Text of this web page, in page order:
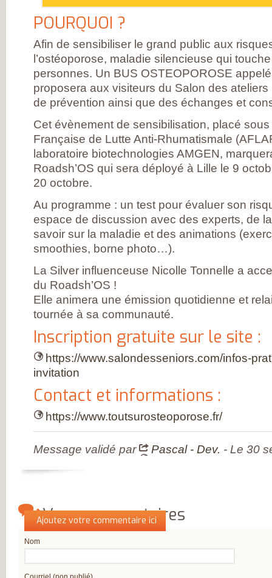
MESUREZ
DOULEUR
TRAITEZ VOTRE
DOULEUR
ENQUÊTE SUR
L’ARTHROSE
RÉSULTATS DE
PREMIÈRE
ENQUÊTE
SUR L’ARTHROSE
PARTICIPEZ À LA
GRANDE
POUR
VOS ATTENTES
DANS
L’ARTHROSE,
DE NOMBREUX
RÉPONDANTS
ET EN ACTIVITÉ
D’IMPORTANTS
UN QUOTIDIEN
FORTEMENT
DES BESOINS
LARGEMENT
FUTURES
POURQUOI ?
Afin de sensibiliser le grand public aux
l’ostéoporose, maladie silencieuse qui
personnes. Un BUS OSTEOPOROSE
proposera aux visiteurs du Salon des ateliers
de prévention ainsi que des échanges et
Cet évènement de sensibilisation, placé sous
Française de Lutte Anti-Rhumatismale
laboratoire biotechnologies AMGEN,
Roadsh’OS qui sera déployé à Lille le 9
20 octobre.
Au programme : un test pour évaluer son
espace de discussion avec des experts, de
savoir sur la maladie et des animations
smoothies, borne photo…).
La Silver influenceuse Nicolle Tonnelle a
du Roadsh’OS !
Elle animera une émission quotidienne et
tournée à sa communauté.
Inscription gratuite sur le site :
https://www.salondesseniors.com/infos-
invitation
Contact et informations :
https://www.toutsurosteoporose.fr/
Message validé par Pascal - Dev. - Le 30
Vos commentaires
Qui êtes-vous ?
Nom
Ajoutez votre commentaire ici